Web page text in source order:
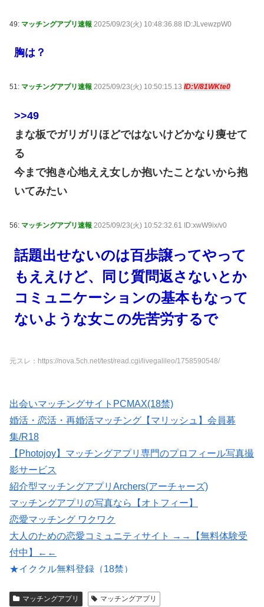
49: マッチングアプリ速報 2025/09/23(火) 10:48:36.88 ID:JLvewzpW0
胸は？
51: マッチングアプリ速報 2025/09/23(火) 10:50:15.13 ID:V/81WKte0
>>49
まな板でガリガリほどではないけどかなり痩せて
る
今まで抱き心地ええ女しか抱いたことないから抱
いてみたい
56: マッチングアプリ速報 2025/09/23(火) 10:52:32.61 ID:xwW9ix/v0
話題出せないのは百歩譲ってやって
もええけど、同じ質問返さないとか
コミュニケーションの基本もなって
ないような女この先苦労するで
元スレ：https://nova.5ch.net/test/read.cgi/livegalileo/1758590548/
出会いマッチングサイトPCMAX(18禁)
婚活・恋活・再婚活マッチング【マリッシュ】会員募
集/R18
【Photojoy】マッチングアプリ専門のプロフィール写真撮
影サービス
紹介型マッチングアプリArchers(アーチャーズ)
マッチングアプリの写真なら【オトフィー】
恋愛マッチング ワクワク
大人のための恋愛コミュニティサイト →→【無料体験受
付中】←←
★イククル無料登録（18禁）
いいねがもらえる写真を撮影【マッチングフォト】
マッチングアプリ マッチングアプリ